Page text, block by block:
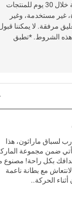
خدمة إرجاع سهلة وسريعة خلال 30 يوم للمنتجات
غير مستخدمة، وغير
مرفقة. لا يمكننا
الشروط. *تطبق
لسباق ماراثون، هذا
ضمن مجموعة
بكل راحة! مصنوع
مع بطانة ناعمة
الحركة..